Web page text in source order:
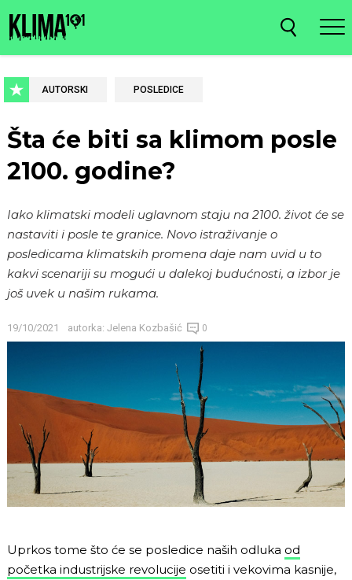
AUTORSKI POSLEDICE
Šta će biti sa klimom posle
2100. godine?
Iako klimatski modeli uglavnom staju na 2100. život će se
nastaviti i posle te granice. Novo istraživanje o
posledicama klimatskih promena daje nam uvid u to
kakvi scenariji su mogući u dalekoj budućnosti, a izbor je
još uvek u našim rukama.
19/10/2021 autorka: Jelena Kozbašić 0
Uprkos tome što će se posledice naših odluka od
početka industrijske revolucije osetiti i vekovima kasnije,